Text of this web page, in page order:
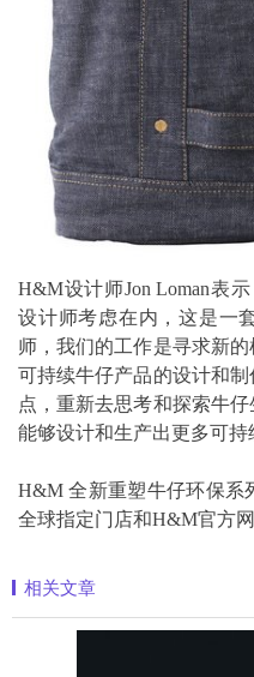
H&M设计师Jon Loman表
设计师考虑在内，这是一
师，我们的工作是寻求新
可持续牛仔产品的设计和
点，重新去思考和探索牛
能够设计和生产出更多可持
H&M 全新重塑牛仔环保系
全球指定门店和H&M官方网
相关文章